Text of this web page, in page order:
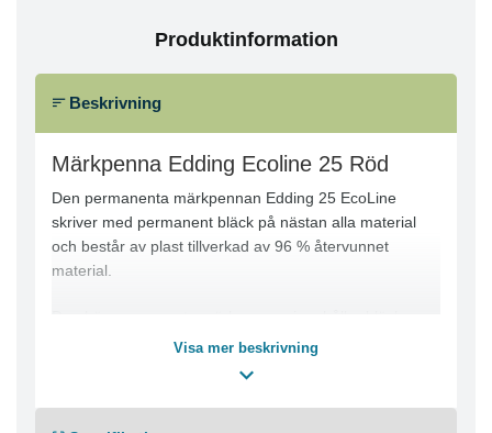
Produktinformation
Beskrivning
Märkpenna Edding Ecoline 25 Röd
Den permanenta märkpennan Edding 25 EcoLine
skriver med permanent bläck på nästan alla material
och består av plast tillverkad av 96 % återvunnet
material.
torkar snabbt och är smetfritt och vattenbeständigt,
spets med 1 mm linjebredd och den passar utmärkt när
Visa mer beskrivning